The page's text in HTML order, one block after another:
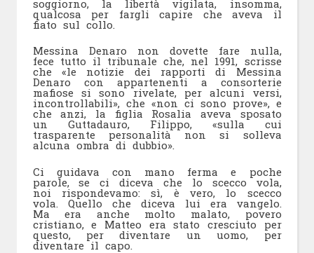
soggiorno, la libertà vigilata, insomma,
qualcosa per fargli capire che aveva il
fiato sul collo.
Messina Denaro non dovette fare nulla,
fece tutto il tribunale che, nel 1991, scrisse
che «le notizie dei rapporti di Messina
Denaro con appartenenti a consorterie
mafiose si sono rivelate, per alcuni versi,
incontrollabili», che «non ci sono prove», e
che anzi, la figlia Rosalia aveva sposato
un Guttadauro, Filippo, «sulla cui
trasparente personalità non si solleva
alcuna ombra di dubbio».
Ci guidava con mano ferma e poche
parole, se ci diceva che lo scecco vola,
noi rispondevamo: sì, è vero, lo scecco
vola. Quello che diceva lui era vangelo.
Ma era anche molto malato, povero
cristiano, e Matteo era stato cresciuto per
questo, per diventare un uomo, per
diventare il capo.